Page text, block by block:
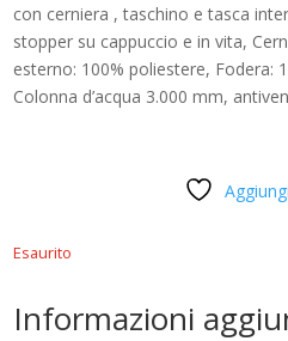
con cerniera , taschino e tasca
stopper su cappuccio e in vita,
esterno: 100% poliestere, Fodera:
Colonna d’acqua 3.000 mm,
Esaurito
Informazioni